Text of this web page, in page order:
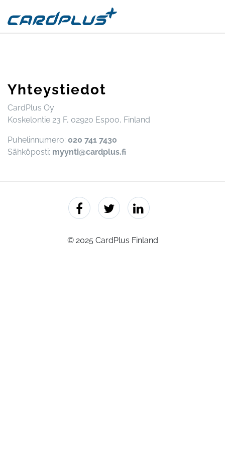
Yhteystiedot
CardPlus Oy
Koskelontie 23 F, 02920 Espoo, Finland
Puhelinnumero: 020 741 7430
Sähköposti: myynti@cardplus.fi
© 2025 CardPlus Finland